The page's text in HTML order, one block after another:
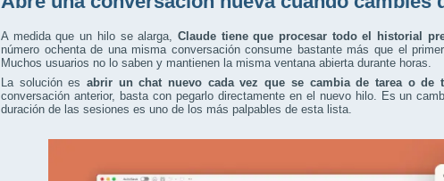
A medida que un hilo se alarga, Claude tiene que procesar todo el historial
número ochenta de una misma conversación consume bastante más que el
Muchos usuarios no lo saben y mantienen la misma ventana abierta durante horas.
La solución esabrir un chat nuevo cada vez que se cambia de tarea o de
conversación anterior, basta con pegarlo directamente en el nuevo hilo. Es un
duración de las sesiones es uno de los más palpables de esta lista.